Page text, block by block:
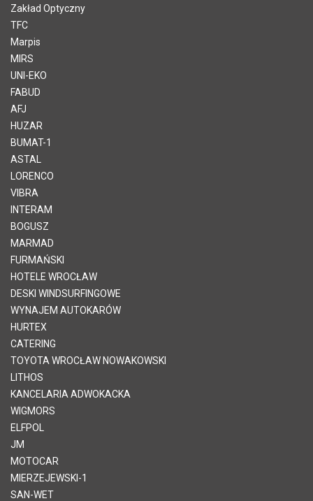
Zakład Optyczny
TFC
Marpis
MIRS
UNI-EKO
FABUD
AFJ
HUZAR
BUMAT-1
ASTAL
LORENCO
VIBRA
INTERAM
BOGUSZ
MARMAD
FURMAŃSKI
HOTELE WROCŁAW
DESKI WINDSURFINGOWE
WYNAJEM AUTOKARÓW
HURTEX
CATERING
TOYOTA WROCŁAW NOWAKOWSKI
LITHOS
KANCELARIA ADWOKACKA
WIGMORS
ELFPOL
JM
MOTOCAR
MIERZEJEWSKI-1
SAN-WET